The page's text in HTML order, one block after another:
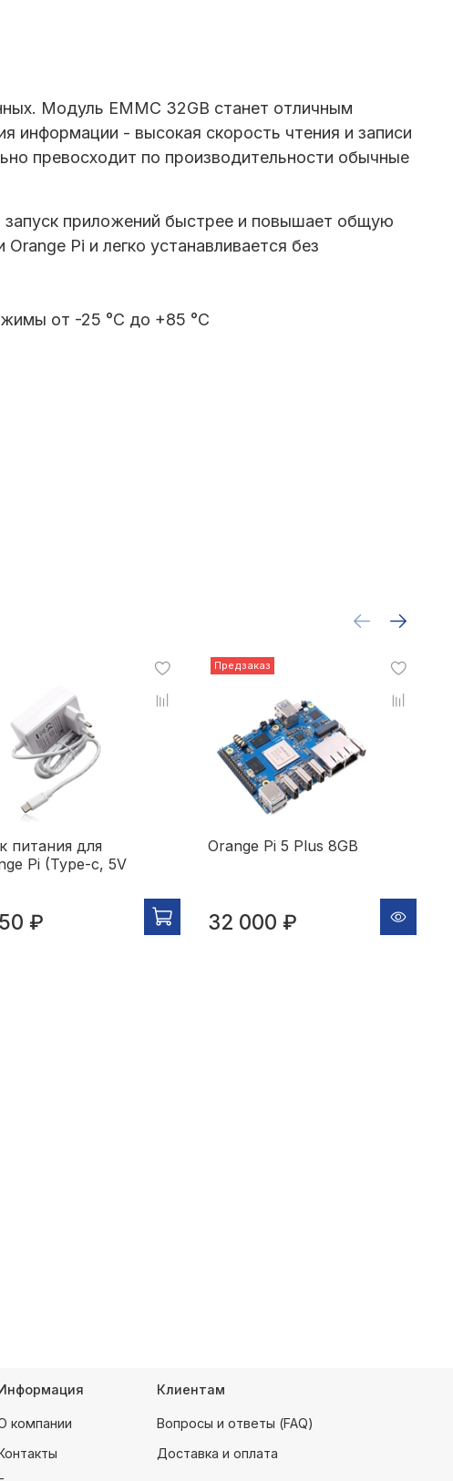
Модуль EMMC 32GB станет отличным
информации - высокая скорость чтения и записи
превосходит по производительности обычные
запуск приложений быстрее и повышает общую
Pi и легко устанавливается без
от -25 °C до +85 °C
питания для
Pi (Type-c, 5V
₽
Предзаказ
Orange Pi 5 Plus 8GB
32 000 ₽
компании
Клиентам
Вопросы и ответы (FAQ)
Доставка и оплата